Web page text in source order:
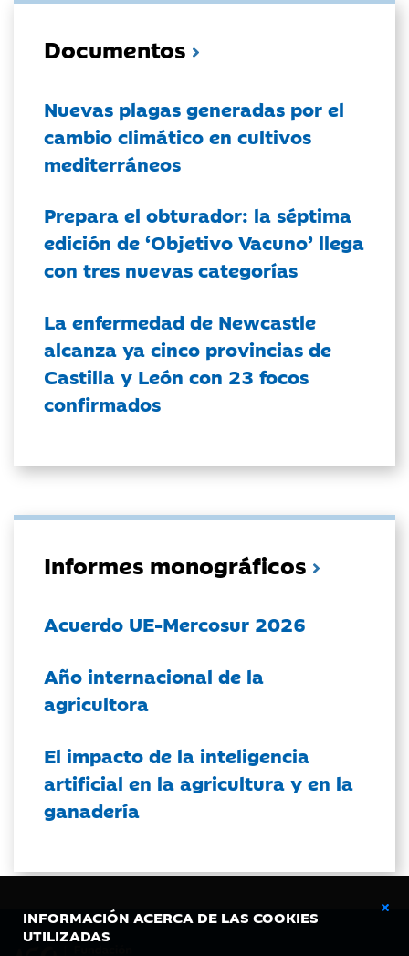
INFORMACIÓN ACERCA DE LAS COOKIES
UTILIZADAS
Documentos
Nuevas plagas generadas por el
cambio climático en cultivos
mediterráneos
Prepara el obturador: la séptima
edición de ‘Objetivo Vacuno’ llega
con tres nuevas categorías
La enfermedad de Newcastle
alcanza ya cinco provincias de
Castilla y León con 23 focos
confirmados
Informes monográficos
Acuerdo UE-Mercosur 2026
Año internacional de la
agricultora
El impacto de la inteligencia
artificial en la agricultura y en la
ganadería